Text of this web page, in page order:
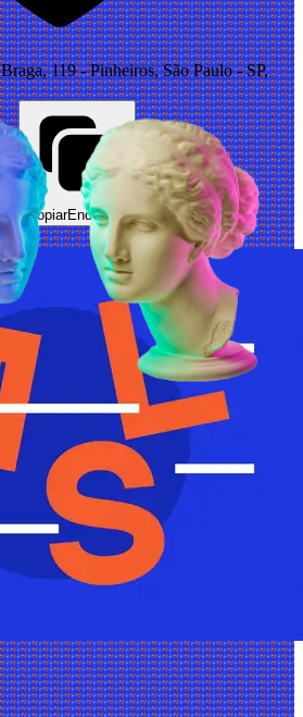
119 - Pinheiros, São Paulo - SP,
CopiarEndereço